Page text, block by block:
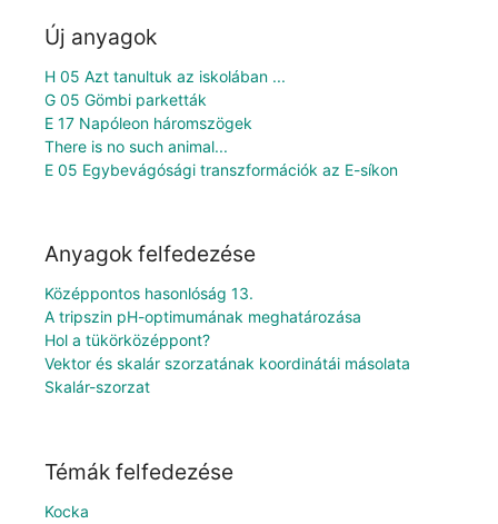
Új anyagok
H 05 Azt tanultuk az iskolában ...
G 05 Gömbi parketták
E 17 Napóleon háromszögek
There is no such animal...
E 05 Egybevágósági transzformációk az E-síkon
Anyagok felfedezése
Középpontos hasonlóság 13.
A tripszin pH-optimumának meghatározása
Hol a tükörközéppont?
Vektor és skalár szorzatának koordinátái másolata
Skalár-szorzat
Témák felfedezése
Kocka